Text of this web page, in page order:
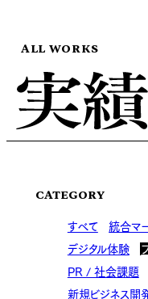
ALL WORKS
CATEGORY
すべて 統合マ
デジタル体験
PR / 社会課題
新規ビジネス開